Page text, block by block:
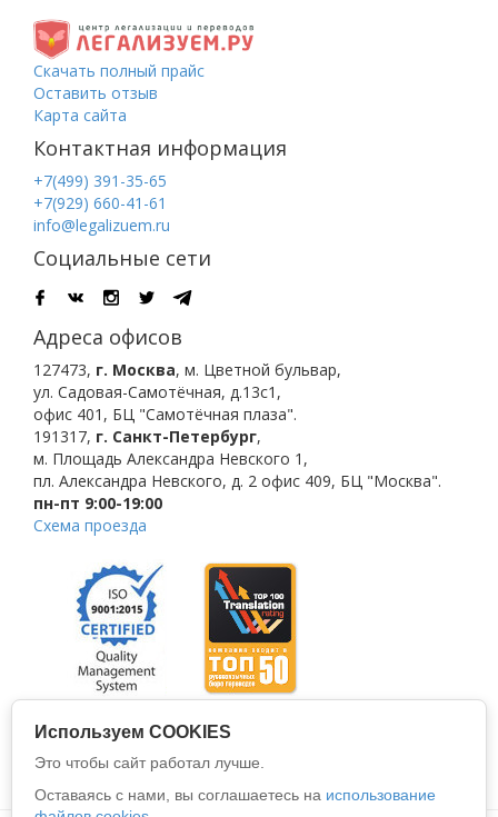
Скачать полный прайс
Оставить отзыв
Карта сайта
Контактная информация
+7(499) 391-35-65
+7(929) 660-41-61
info@legalizuem.ru
Социальные сети
Адреса офисов
127473, г. Москва, м. Цветной бульвар,
ул. Садовая-Самотёчная, д.13с1,
офис 401, БЦ "Самотёчная плаза".
191317, г. Санкт-Петербург,
м. Площадь Александра Невского 1 ,
пл. Александра Невского, д. 2 офис 409, БЦ "Москва".
пн-пт 9:00-19:00
Схема проезда
Используем COOKIES
Это чтобы сайт работал лучше.
Оставаясь с нами, вы соглашаетесь на использование